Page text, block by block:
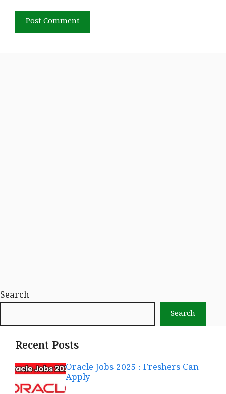
Search
Search
Recent Posts
Oracle Jobs 2025 : Freshers Can
Apply